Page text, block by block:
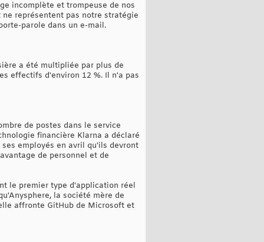
incomplète et trompeuse de nos
représentent pas notre stratégie
parole dans un e-mail.
a été multipliée par plus de
effectifs d'environ 12 %. Il n'a pas
de postes dans le service
financière Klarna a déclaré
employés en avril qu'ils devront
de personnel et de
le premier type d'application réel
la société mère de
affronte GitHub de Microsoft et